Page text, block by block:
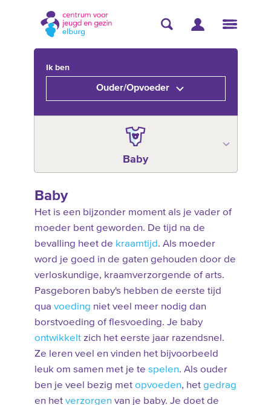
Ik ben
Ouder/Opvoeder
Baby
Baby
Het is een bijzonder moment als je vader of
moeder bent geworden. De tijd na de
bevalling heet de kraamtijd. Als moeder
word je goed in de gaten gehouden door de
verloskundige, kraamverzorgende of arts.
Pasgeboren baby's hebben de eerste tijd
qua voeding niet veel meer nodig dan
borstvoeding of flesvoeding. Je baby
ontwikkeltzich het eerste jaar razendsnel.
Ze leren veel en vinden het bijvoorbeeld
leuk om samen met je te spelen. Als ouder
ben je veel bezig met opvoeden, het gedrag
en het verzorgen van je baby. Je doet de